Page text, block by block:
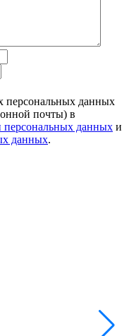
персональных данных
почты) в
персональных данных и
данных.